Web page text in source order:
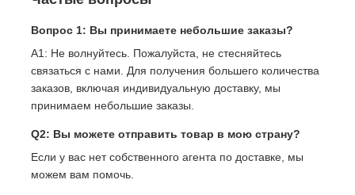
Вопрос 1: Вы принимаете небольшие заказы?
A1: Не волнуйтесь. Пожалуйста, не стесняйтесь
связаться с нами. Для получения большего количества
заказов, включая индивидуальную доставку, мы
принимаем небольшие заказы.
Q2: Вы можете отправить товар в мою страну?
Если у вас нет собственного агента по доставке, мы
можем вам помочь.